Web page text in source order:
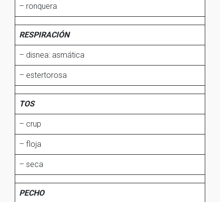
– ronquera
RESPIRACIÓN
– disnea: asmática
– estertorosa
TOS
– crup
– floja
– seca
PECHO